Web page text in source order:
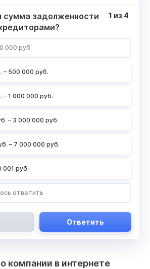
сумма задолженности
000 руб.
– 500 000 руб.
– 1 000 000 руб.
– 3 000 000 руб.
– 7 000 000 руб.
001 руб.
ответить
1 из 4
Ответить
компании в интернете